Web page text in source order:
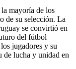
mayoría de los
de su selección. La
se convirtió en
del fútbol
jugadores y su
de lucha y unidad en